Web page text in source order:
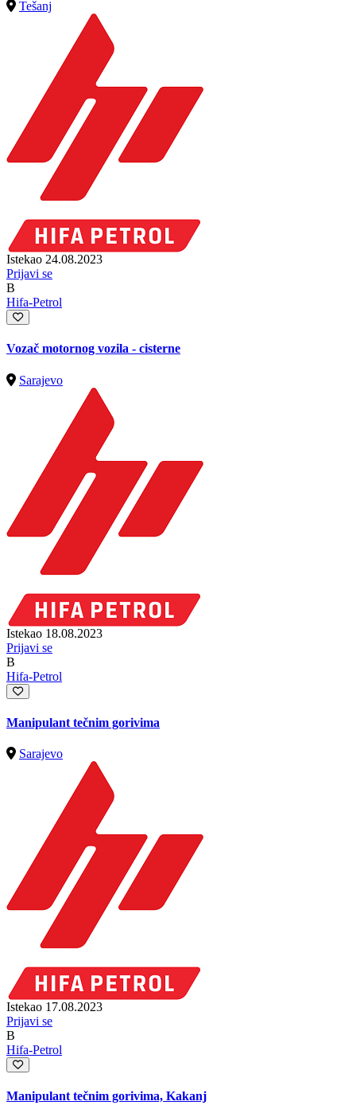
Tešanj
Istekao 24.08.2023
Prijavi se
B
Hifa-Petrol
Vozač motornog vozila - cisterne
Sarajevo
Istekao 18.08.2023
Prijavi se
B
Hifa-Petrol
Manipulant tečnim gorivima
Sarajevo
Istekao 17.08.2023
Prijavi se
B
Hifa-Petrol
Manipulant tečnim gorivima, Kakanj